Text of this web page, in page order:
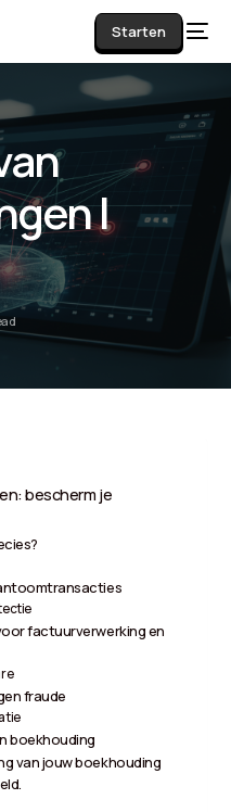
Starten
|
bescherm je
factuurverwerking en
fraude
boekhouding
van jouw boekhouding